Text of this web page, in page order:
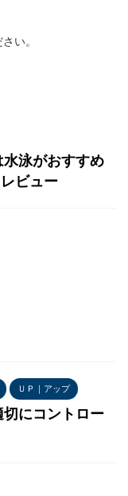
い。
泳がおすすめ
ビュー
ＵＰ｜アップ
にコントロー